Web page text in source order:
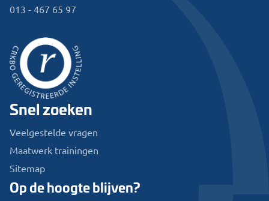
013 - 467 65 97
Snel zoeken
Veelgestelde vragen
Maatwerk trainingen
Sitemap
Op de hoogte blijven?